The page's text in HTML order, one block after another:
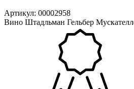
Артикул: 00002958
Вино Штадльман Гельбер